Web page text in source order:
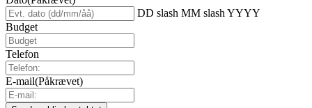
DD slash MM slash YYYY
Budget
Telefon
E-mail(Påkrævet)